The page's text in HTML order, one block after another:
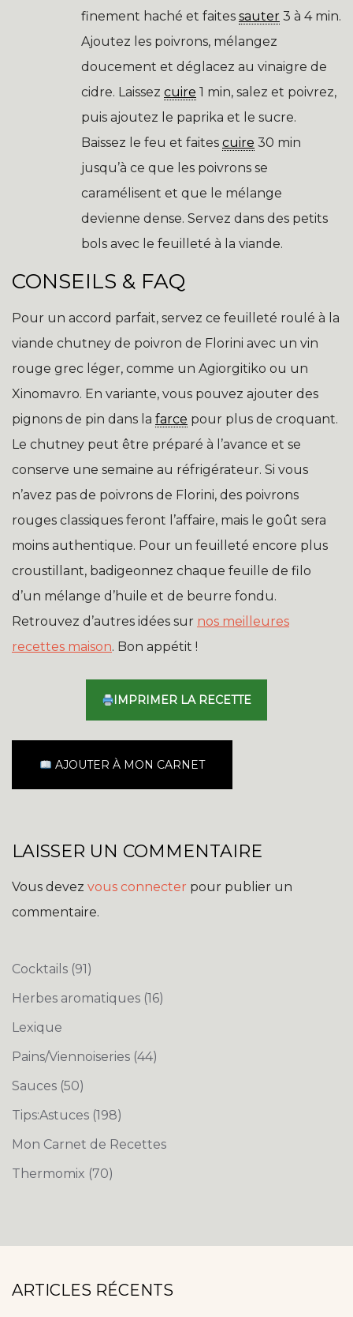
finement haché et faites sauter 3 à 4 min.
Ajoutez les poivrons, mélangez
doucement et déglacez au vinaigre de
cidre. Laissez cuire 1 min, salez et poivrez,
puis ajoutez le paprika et le sucre.
Baissez le feu et faites cuire 30 min
jusqu’à ce que les poivrons se
caramélisent et que le mélange
devienne dense. Servez dans des petits
bols avec le feuilleté à la viande.
CONSEILS & FAQ
Pour un accord parfait, servez ce feuilleté roulé à la
viande chutney de poivron de Florini avec un vin
rouge grec léger, comme un Agiorgitiko ou un
Xinomavro. En variante, vous pouvez ajouter des
pignons de pin dans la farce pour plus de croquant.
Le chutney peut être préparé à l’avance et se
conserve une semaine au réfrigérateur. Si vous
n’avez pas de poivrons de Florini, des poivrons
rouges classiques feront l’affaire, mais le goût sera
moins authentique. Pour un feuilleté encore plus
croustillant, badigeonnez chaque feuille de filo
d’un mélange d’huile et de beurre fondu.
Retrouvez d’autres idées sur nos meilleures
recettes maison. Bon appétit !
IMPRIMER LA RECETTE
AJOUTER À MON CARNET
LAISSER UN COMMENTAIRE
Vous devez vous connecter pour publier un
commentaire.
Cocktails (91)
Herbes aromatiques (16)
Lexique
Pains/Viennoiseries (44)
Sauces (50)
Tips:Astuces (198)
Mon Carnet de Recettes
Thermomix (70)
ARTICLES RÉCENTS